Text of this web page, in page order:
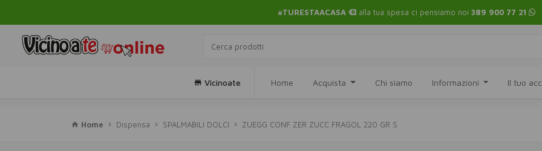
#TURESTAACASA alla tua spesa ci pensiamo noi 389 900 77 21
Vicinoate Home Acquista Chi siamo Informazioni Il tuo
Home Dispensa SPALMABILI DOLCI ZUEGG CONF ZER ZUCC FRAGOL 220 GR S